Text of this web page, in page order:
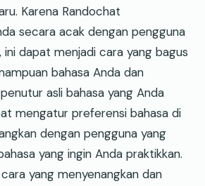
Karena Randochat
secara acak dengan pengguna
ini dapat menjadi cara yang bagus
bahasa Anda dan
asli bahasa yang Anda
mengatur preferensi bahasa di
dengan pengguna yang
yang ingin Anda praktikkan.
yang menyenangkan dan